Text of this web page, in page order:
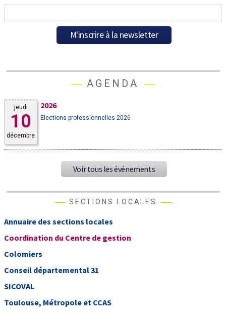
AGENDA
jeudi
10
décembre
2026
Elections professionnelles 2026
Voir tous les événements
SECTIONS LOCALES
Annuaire des sections locales
Coordination du Centre de gestion
Colomiers
Conseil départemental 31
SICOVAL
Toulouse, Métropole et CCAS